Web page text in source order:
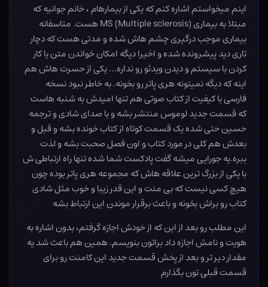
اینم میخواستم اشاره کنم که یکی از بیمارهام ، خانم جوانیه که
مبتلا به بیماری MS (Multiple sclerosis) هست. متاسفانه
بیماری موجب درگیری چشم هاش شده و مدتی هست که دچار
تاری دید پیشرونده شده و اخیرا دیگه امکان خواندن متن یا کار
کردن با سیستم و دیدن ویدئو رو نداره… یکی از حسرت هاش هم
اینه که دیگه نمیتونه هری پاتر رو بخونه. به خاطر نبود نسخه
فارسی با کیفیت از کتاب صوتی هم تنها امیدش به شنبه هاست
که قسمت جدید لوموس منتشر بشه و با صدای شادی و ترجمه
حسین حتی شده یک قسمت کوتاه از کتاب خونده بشه و قبل و
بعدش هم کلی در مورد کتاب و اون فصل صحبت بشه و لذت
ببره.یه جورایی میشه گفت پادکست شما شده تنها راه ارتباطی ش
با یکی از بزرگ ترین علاقه هاش که مجموعه هری پاتر بوده چون
هیچ کسی نیست که بی منت و این قدر زیبا و خوب مثل شادی
کتاب رو براش بخونه و باعث برقرار موندن این ارتباط بشه
این مطلب رو بعد از این که از خودش اجازه گرفتم، بدون اشاره به
هویت و نامش اجازه داد براتون بنویسم. همین هم باعث شد یه
مقدار دیر تر و بعد از پخش قسمت جدید این کامنت رو برای
قسمت قبلی تون بگذارم